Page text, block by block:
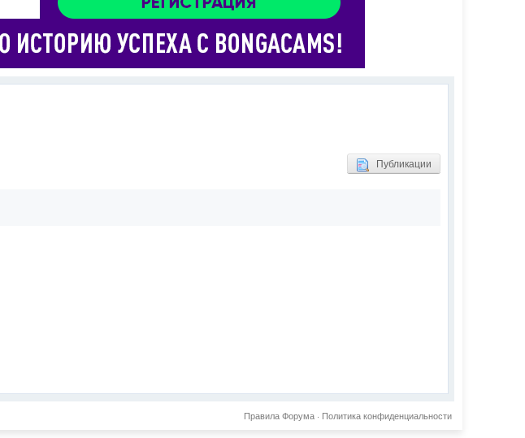
Публикации
Политика конфиденциальности
Правила Форума·